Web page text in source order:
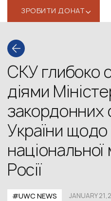
ЗРОБИТИ ДОНАТ‹
СКУ глибоко
діями
закордонних
України щодо
Росії
#UWC NEWS JANUARY